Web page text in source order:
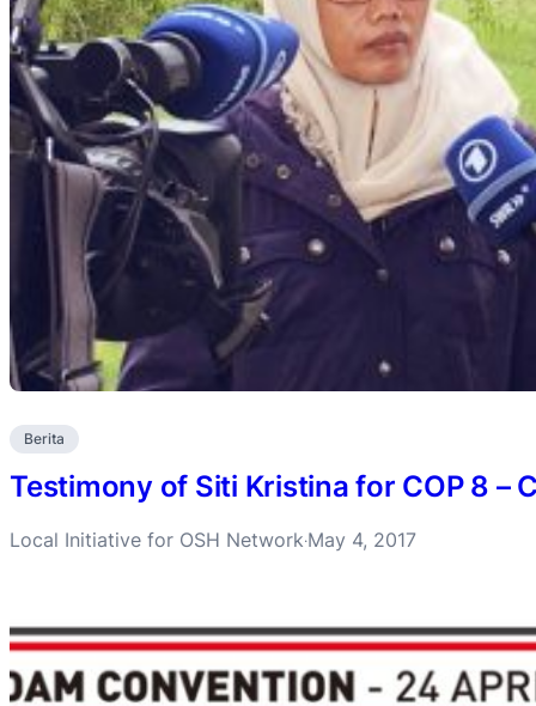
Berita
Testimony of Siti Kristina for COP 8 –
Local Initiative for OSH Network·May 4, 2017